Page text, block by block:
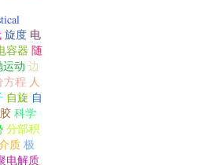
旋度 电
容器 随
运动 边
方程 人
自旋 自
科学
分部积
质 极
电解质